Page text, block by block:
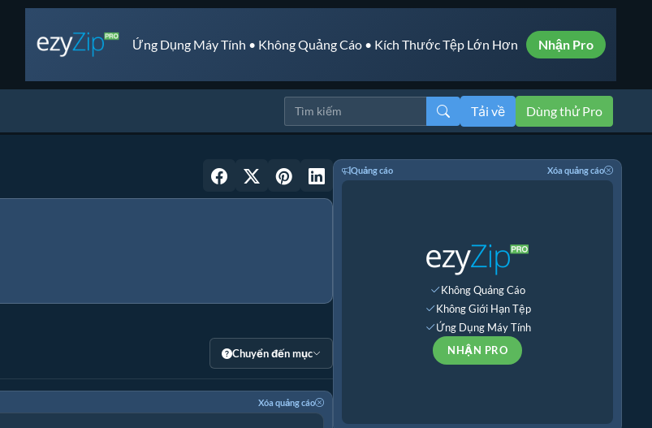
Ứng Dụng Máy Tính • Không Quảng Cáo • Kích Thước Tệp Lớn Hơn Nhận Pro
Tải về Dùng thử Pro
Chuyển đến mục
Xóa quảng cáo
Quảng cáo Xóa quảng cáo
Không Quảng Cáo
Không Giới Hạn Tệp
Ứng Dụng Máy Tính
NHẬN PRO